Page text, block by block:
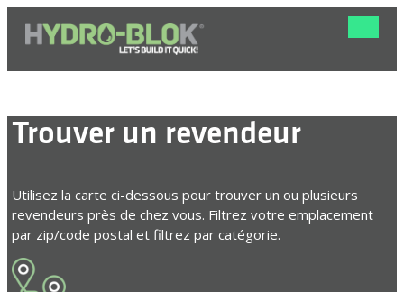
Trouver un revendeur
Utilisez la carte ci-dessous pour trouver un ou plusieurs
revendeurs près de chez vous. Filtrez votre emplacement
par zip/code postal et filtrez par catégorie.